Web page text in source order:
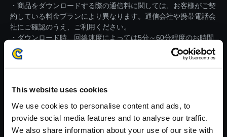
This website uses cookies
We use cookies to personalise content and ads, to
provide social media features and to analyse our traffic.
We also share information about your use of our site with
・商品をダウンロードする際の通信料に関しては、お客様がご契
約している料金プランにより異なります。通信会社や携帯電話会
社にご確認のうえ、ご利用ください。
・ダウンロード時、回線速度によっては5分～60分程度のお時間
がかかる場合がございます。
※ご購入いただいたファイルのダウンロードの際には、通信環境
が安定しているWifi環境でお試しください。